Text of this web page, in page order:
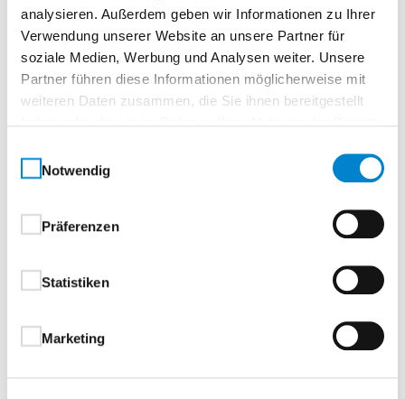
analysieren. Außerdem geben wir Informationen zu Ihrer
Verwendung unserer Website an unsere Partner für
soziale Medien, Werbung und Analysen weiter. Unsere
Partner führen diese Informationen möglicherweise mit
weiteren Daten zusammen, die Sie ihnen bereitgestellt
Notwendig
Präferenzen
Statistiken
Marketing
Beschreibung
VersioGlas Cotton like
Kreativität trifft Klarheit:
Glastüren mit einem besonderen Designanspruch.
verwandeln Glas in ein stilvolles Gestaltungselement,
das Ihren Wohnräumen Individualität und Struktur
verleiht.